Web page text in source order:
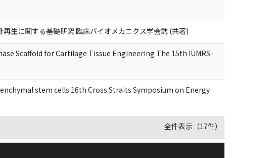
生に関する基礎研究 臨床バイオメカニクス学会誌 (共著)
Scaffold for Cartilage Tissue Engineering The 15th IUMRS-
stem cells 16th Cross Straits Symposium on Energy
全件表示（17件）